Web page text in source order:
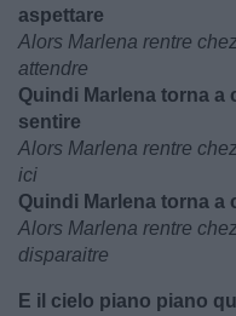
aspettare
Alors Marlena rentre
attendre
Quindi Marlena torna a
sentire
Alors Marlena rentre
ici
Quindi Marlena torna a
Alors Marlena rentre
disparaitre
E il cielo piano piano